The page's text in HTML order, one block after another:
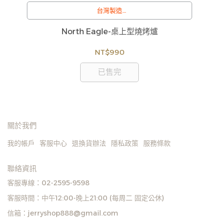
台灣製造
/
訂購注意事項 :
商品流動性快且多個平台共用庫存，偶有下單後缺貨
情形，客服人員將立即與您聯繫交期或更換商品，如
無法出貨，本公司將有權取消訂單，造成不便尚請見
諒。如遇庫存不足無法下單，亦歡迎洽詢客服。
North Eagle-桌上型燒烤爐
NT$990
已售完
關於我們
我的帳戶 客服中心 退換貨辦法 隱私政策 服務條款
聯絡資訊
客服專線：02-2595-9598
客服時間：中午12:00-晚上21:00 (每周二 固定公休)
信箱：jerryshop888@gmail.com